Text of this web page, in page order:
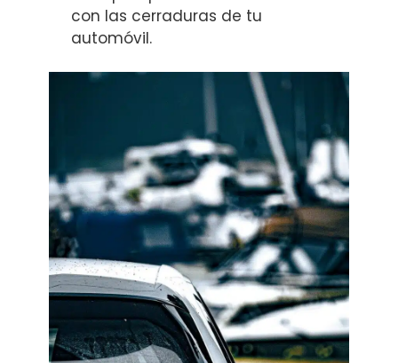
con las cerraduras de tu
automóvil.